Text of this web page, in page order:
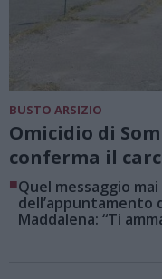
BUSTO ARSIZIO
Omicidio di
conferma il
■Quel messaggio
dell’appuntamento
Maddalena: “Ti